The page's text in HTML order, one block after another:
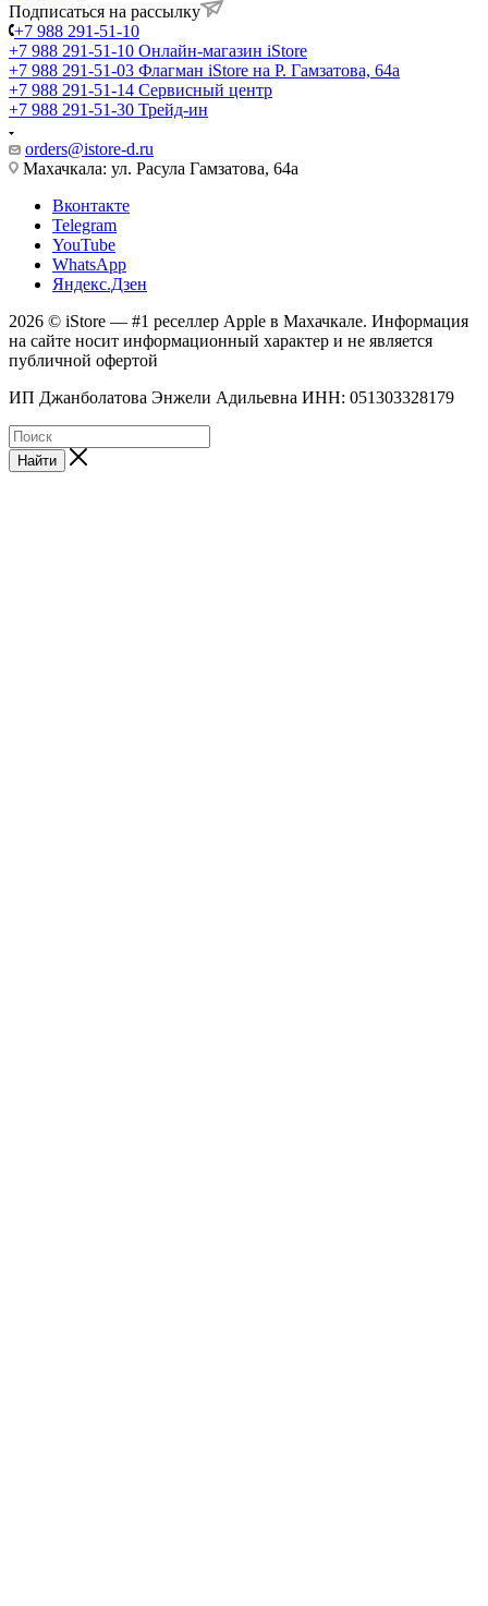
Подписаться на рассылку
+7 988 291-51-10
+7 988 291-51-10 Онлайн-магазин iStore
+7 988 291-51-03 Флагман iStore на Р. Гамзатова, 64а
+7 988 291-51-14 Сервисный центр
+7 988 291-51-30 Трейд-ин
orders@istore-d.ru
Махачкала: ул. Расула Гамзатова, 64а
Вконтакте
Telegram
YouTube
WhatsApp
Яндекс.Дзен
2026 © iStore — #1 реселлер Apple в Махачкале. Информация
на сайте носит информационный характер и не является
публичной офертой
ИП Джанболатова Энжели Адильевна ИНН: 051303328179
Найти